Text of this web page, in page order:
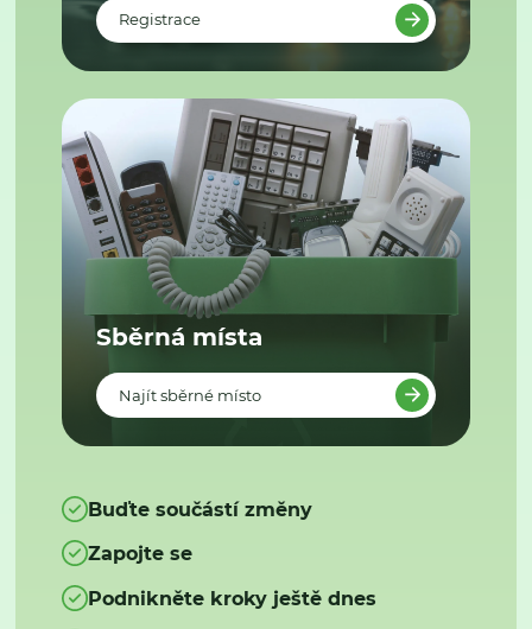
Registrace
Sběrná místa
Najít sběrné místo
Buďte součástí změny
Zapojte se
Podnikněte kroky ještě dnes